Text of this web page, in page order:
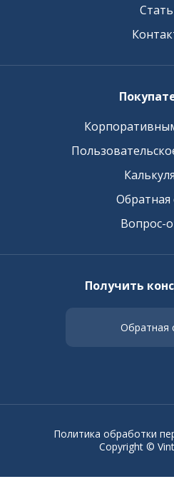
Обратная
Вопрос-
Получить
Обратная
Copyright ©
Политика обработки